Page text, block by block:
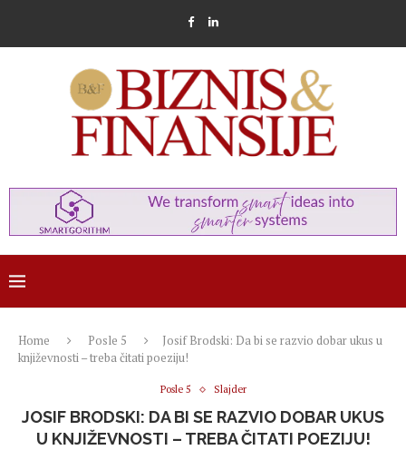
Home Posle 5
Josif Brodski: Da bi se razvio dobar ukus u
književnosti – treba čitati poeziju!
Posle 5 Slajder
JOSIF BRODSKI: DA BI SE RAZVIO DOBAR UKUS
U KNJIŽEVNOSTI – TREBA ČITATI POEZIJU!